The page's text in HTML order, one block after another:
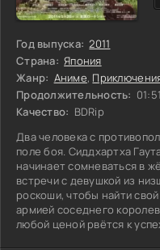
Год выпуска: 2011
Страна: Япония
Жанр: Аниме,
Продолжительность: 01:51
Качество: BDRip
Два человека с
поле боя. Сиддхартха
начинает сомневаться в
встречи с девушкой из
роскоши, чтобы найти
армией соседнего
любой ценой рвётся к